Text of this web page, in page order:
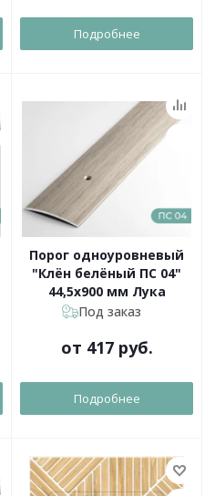
Подробнее
Порог одноуровневый
"Клён белёный ПС 04"
44,5х900 мм Лука
Под заказ
от 417 руб.
Подробнее